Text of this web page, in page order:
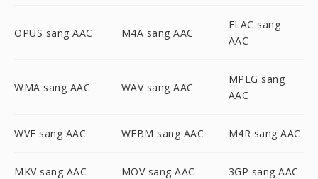
OPUS sang AAC M4A sang AAC
FLAC sang
AAC
WMA sang AAC WAV sang AAC
MPEG sang
AAC
WVE sang AAC WEBM sang AAC M4R sang AAC
MKV sang AAC MOV sang AAC 3GP sang AAC